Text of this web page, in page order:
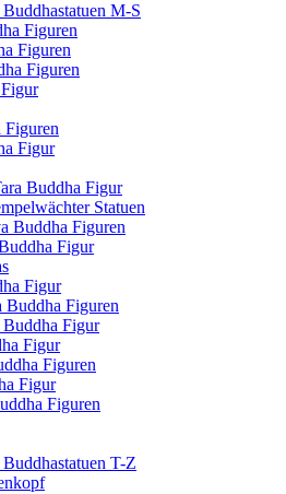
M-S
Figuren
Figuren
Figuren
Figuren
Figur
Buddha Figur
Statuen
Buddha Figuren
Figur
Figur
Buddha Figuren
Buddha Figur
Figur
Figuren
Figur
Figuren
T-Z